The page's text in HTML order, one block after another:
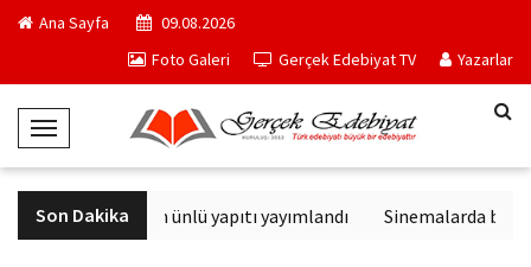
Ana Sayfa
09.08.2026
Foto Galeri
Gerçek Edebiyat TV Yazarlar
T
o
g
g
Son Dakika
Philip K. Dick'in en ünlü yapıtı yayımlandı Sinemalarda bu